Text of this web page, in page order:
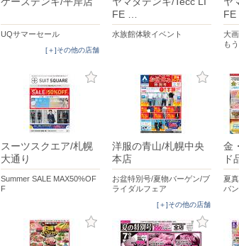
UQサマーセール
[＋]その他の店舗
FE …
水族館体験イベント
FE
大
もう
スーツスクエア/札幌
大通り
Summer SALE MAX50%OF
F
洋服の青山/札幌中央
本店
お盆特別号/夏物バーゲン/ブ
ライダルフェア
[＋]その他の店舗
金
ド
夏
バ